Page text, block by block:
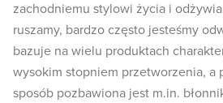
zachodniemu stylowi życia i
ruszamy, bardzo często jesteśmy
bazuje na wielu produktach
wysokim stopniem przetworzenia, a
sposób pozbawiona jest m.in.